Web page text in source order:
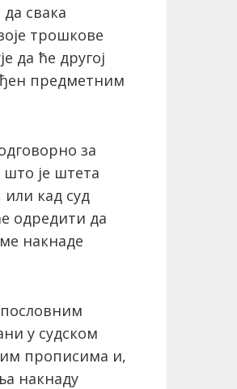
свака
трошкове
да ће другој
предметним
за
што је штета
или кад суд
одредити да
накнаде
у судском
прописима и,
накнаду